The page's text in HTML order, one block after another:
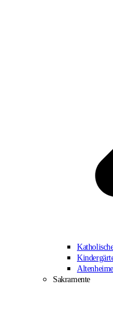
Altenheime
Sakramente